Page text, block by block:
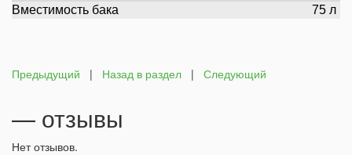
Вместимость бака
75 л
Предыдущий | Назад в раздел | Следующий
— отзывы
Нет отзывов.